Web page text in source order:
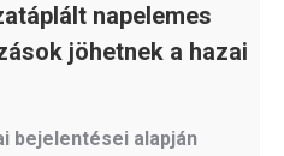
napelemes
jöhetnek a hazai
bejelentései alapján